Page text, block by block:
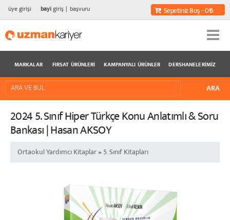
üye girişi bayigiriş başvuru Sepetiniz Boş - 0
MARKALAR FIRSAT ÜRÜNLERI KAMPANYALI ÜRÜNLER DERSHANELERIMIZ
2024 5. Sınıf Hiper Türkçe Konu Anlatımlı & Soru
Bankası | Hasan AKSOY
Ortaokul Yardımcı Kitaplar » 5. Sınıf Kitapları